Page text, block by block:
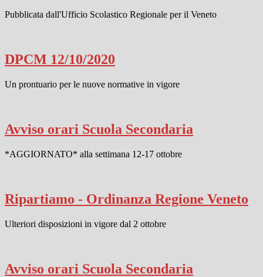
Pubblicata dall'Ufficio Scolastico Regionale per il Veneto
DPCM 12/10/2020
Un prontuario per le nuove normative in vigore
Avviso orari Scuola Secondaria
*AGGIORNATO* alla settimana 12-17 ottobre
Ripartiamo - Ordinanza Regione Veneto
Ulteriori disposizioni in vigore dal 2 ottobre
Avviso orari Scuola Secondaria